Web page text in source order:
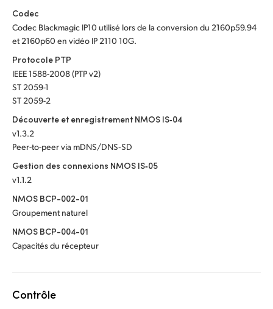
Codec
Codec Blackmagic IP10 utilisé lors de la conversion du 2160p59.94
et 2160p60 en vidéo IP 2110 10G.
Protocole PTP
IEEE 1588-2008 (PTP v2)
ST 2059-1
ST 2059-2
Découverte et enregistrement NMOS IS‑04
v1.3.2
Peer-to-peer via mDNS/DNS‑SD
Gestion des connexions NMOS IS‑05
v1.1.2
NMOS BCP-002-01
Groupement naturel
NMOS BCP-004-01
Capacités du récepteur
Contrôle